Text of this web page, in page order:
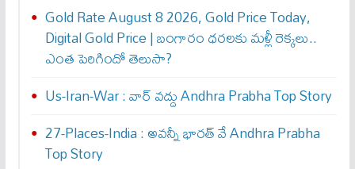
Gold Rate August 8 2026, Gold Price Today,
Digital Gold Price | బంగారం ధరలకు మళ్లీ రెక్కలు..
ఎంత పెరిగిందో తెలుసా?
Us-Iran-War : వార్ వ‌ద్దు Andhra Prabha Top Story
27-Places-India : అవ‌న్నీ భార‌త్ వే Andhra Prabha
Top Story